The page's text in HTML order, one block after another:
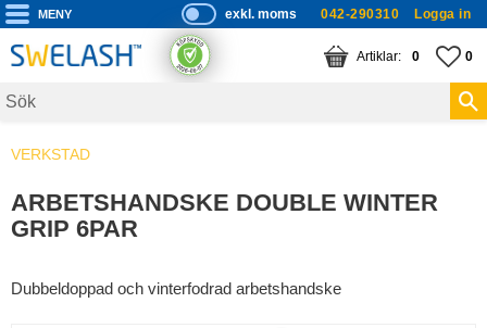
Meny
P
ri
s
s
exkl. moms 042-290310 Logga in
0
KUNDVAGN
ANTAL 0
VERKSTAD
ARBETSHANDSKE DOUBLE WINTER
GRIP 6PAR
Dubbeldoppad och vinterfodrad arbetshandske